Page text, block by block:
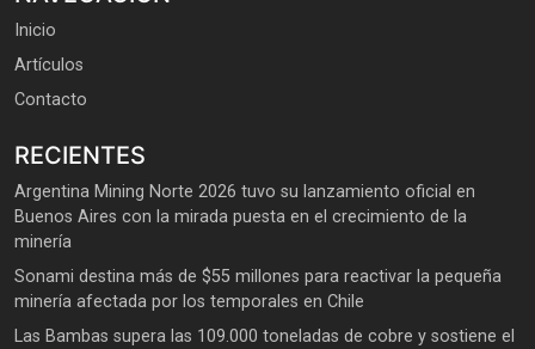
Inicio
Artículos
Contacto
RECIENTES
Argentina Mining Norte 2026 tuvo su lanzamiento oficial en
Buenos Aires con la mirada puesta en el crecimiento de la
minería
Sonami destina más de $55 millones para reactivar la pequeña
minería afectada por los temporales en Chile
Las Bambas supera las 109.000 toneladas de cobre y sostiene el